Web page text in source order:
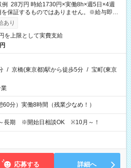
28万円 時給1730円×実働8h×週5日×4週
保証するものではありません。※給与即受
（利用条件有）
あり
を上限として実費支給
/ 京橋(東京都)駅から徒歩5分 / 宝町(東京
業
分）実働8時間（残業少なめ！）
長期 ※開始日相談OK ※10月～！
応募する 詳細へ